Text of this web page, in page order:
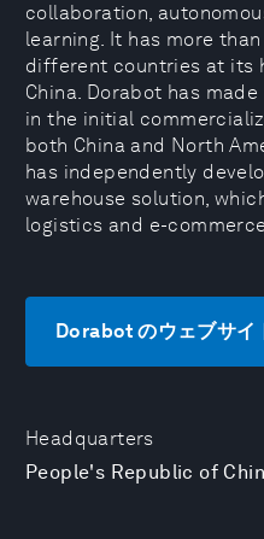
Headquarters
People's Republic of
collaboration,
learning. It has more
different countries at its
China. Dorabot has
in the initial
both China and North
has independently
warehouse solution,
logistics and e-
Dorabot のウェブサイ